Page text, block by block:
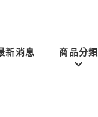
新消息 商品分類